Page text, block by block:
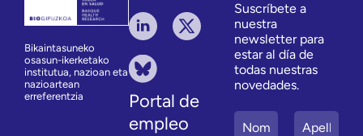
Bikaintasuneko
osasun-ikerketako
institutua, nazioan eta
nazioartean
erreferentzia
Portal de
empleo
Suscríbete a
nuestra
newsletter para
estar al día de
todas nuestras
novedades.